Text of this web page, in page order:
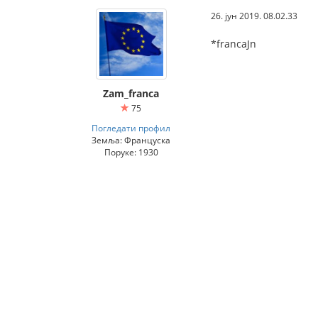
Zam_franca
75
Погледати профил
Земља: Француска
Поруке: 1930
26. јун 2019. 08.02.33
*francaJn